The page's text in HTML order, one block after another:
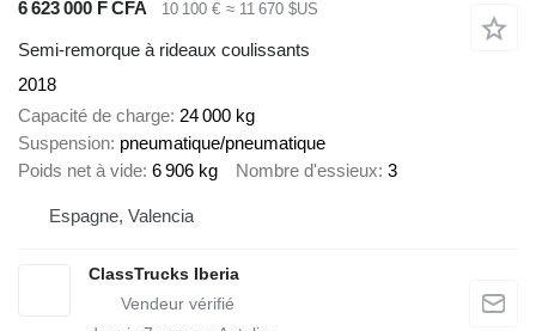
6 623 000 F CFA
10 100 € ≈ 11 670 $US
Semi-remorque à rideaux coulissants
2018
Capacité de charge 24 000 kg
Suspension pneumatique/pneumatique
Poids net à vide 6 906 kg Nombre d'essieux 3
Espagne, Valencia
ClassTrucks Iberia